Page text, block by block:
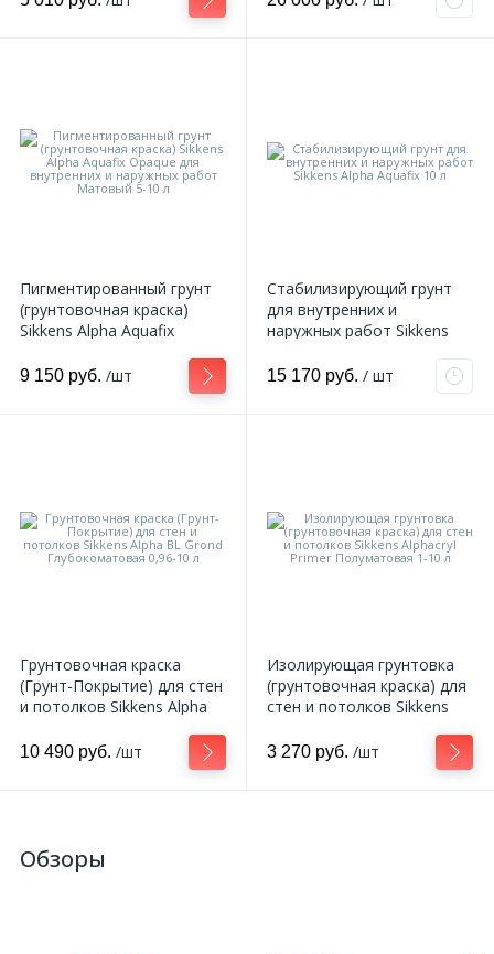
Пигментированный грунт
(грунтовочная краска)
Sikkens Alpha Aquafix
наружных работ Матовый
9 150 руб. /шт
Стабилизирующий грунт
для внутренних и
наружных работ Sikkens
15 170 руб. / шт
Грунтовочная краска
(Грунт-Покрытие) для стен
и потолков Sikkens Alpha
0,96-10 л
10 490 руб. /шт
Изолирующая грунтовка
(грунтовочная краска) для
стен и потолков Sikkens
Полуматовая 1-10 л
3 270 руб. /шт
Обзоры